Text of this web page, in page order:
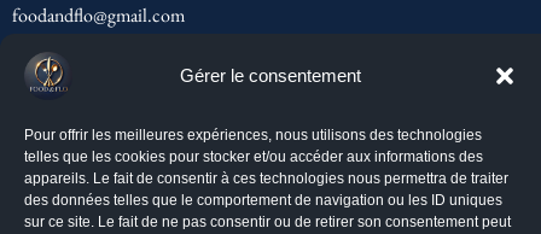
Gérer le consentement
Pour offrir les meilleures expériences, nous utilisons des technologies
telles que les cookies pour stocker et/ou accéder aux informations des
appareils. Le fait de consentir à ces technologies nous permettra de traiter
des données telles que le comportement de navigation ou les ID uniques
sur ce site. Le fait de ne pas consentir ou de retirer son consentement peut
foodandflo@gmail.com
06 59 05 31 06
Accueil
À propos de FLO